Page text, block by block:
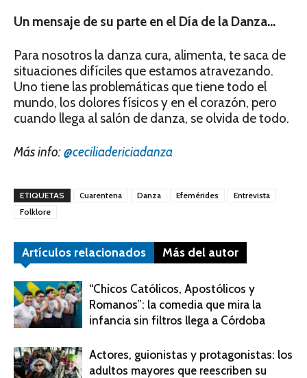
Un mensaje de su parte en el Día de la Danza…
Para nosotros la danza cura, alimenta, te saca de
situaciones difíciles que estamos atravezando.
Uno tiene las problemáticas que tiene todo el
mundo, los dolores físicos y en el corazón, pero
cuando llega al salón de danza, se olvida de todo.
Más info:@ceciliadericiadanza
ETIQUETAS Cuarentena Danza Efemérides
Entrevista
Folklore
Artículos relacionados Más del autor
“Chicos Católicos, Apostólicos y
Romanos”: la comedia que mira la
infancia sin filtros llega a Córdoba
Actores, guionistas y protagonistas: los
adultos mayores que reescriben su